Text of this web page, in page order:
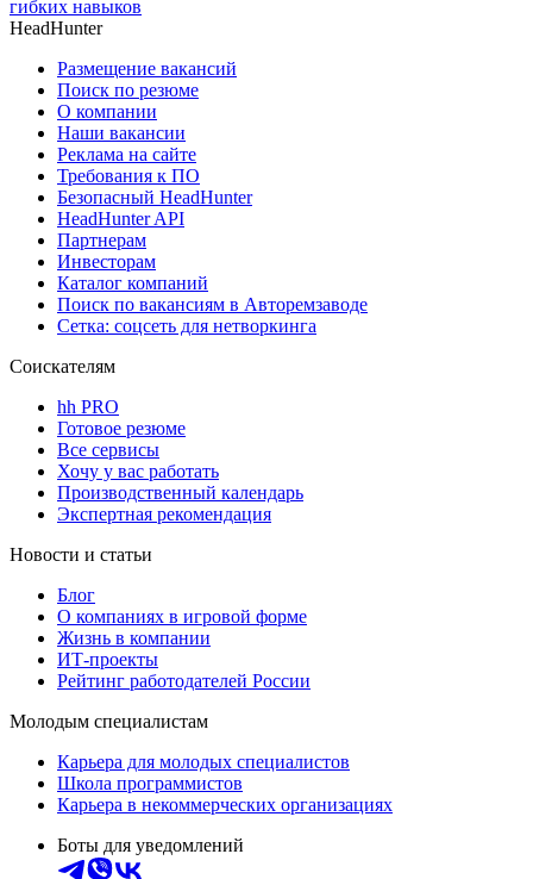
гибких навыков
HeadHunter
Размещение вакансий
Поиск по резюме
О компании
Наши вакансии
Реклама на сайте
Требования к ПО
Безопасный HeadHunter
HeadHunter API
Партнерам
Инвесторам
Каталог компаний
Поиск по вакансиям в Авторемзаводе
Сетка: соцсеть для нетворкинга
Соискателям
hh PRO
Готовое резюме
Все сервисы
Хочу у вас работать
Производственный календарь
Экспертная рекомендация
Новости и статьи
Блог
О компаниях в игровой форме
Жизнь в компании
ИТ-проекты
Рейтинг работодателей России
Молодым специалистам
Карьера для молодых специалистов
Школа программистов
Карьера в некоммерческих организациях
Боты для уведомлений